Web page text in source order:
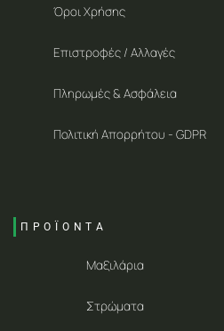
Όροι Χρήσης
Επιστροφές / Αλλαγές
Πληρωμές & Ασφάλεια
Πολιτική Απορρήτου - GDPR
ΠΡΟΪΟΝΤΑ
Μαξιλάρια
Στρώματα